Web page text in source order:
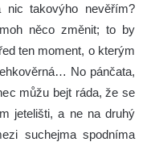
nic takovýho nevěřím?
něco změnit; to by
ten moment, o kterým
No pánčata,
můžu bejt ráda, že se
jetelišti, a ne na druhý
suchejma spodníma